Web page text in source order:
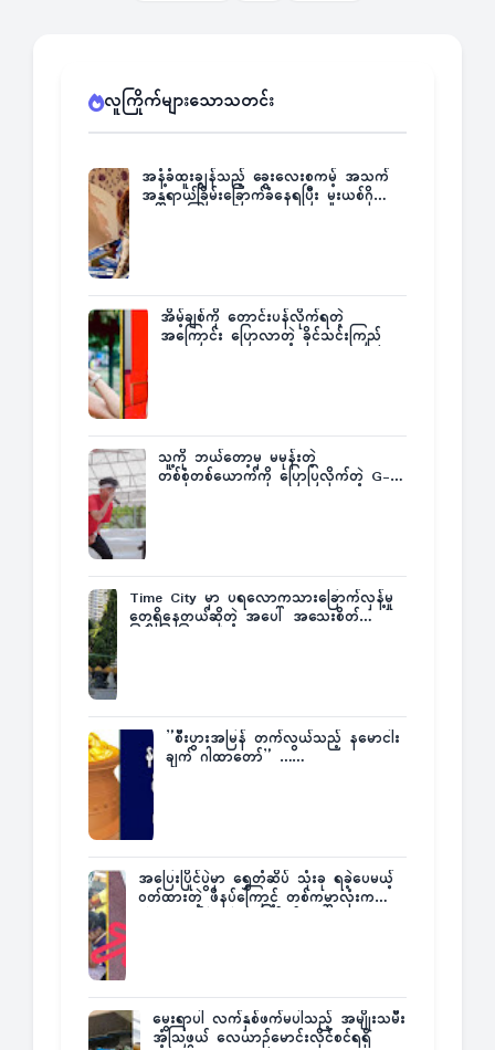
လူကြိုက်များသောသတင်း
အနံ့ခံထူးချွန်သည့် ခွေးလေးစကမ့် အသက်
အန္တရာယ်ခြိမ်းခြောက်ခံနေရပြီး မူးယစ်ဂိုဏ်း
အိမ့်ချစ်ကို တောင်းပန်လိုက်ရတဲ့
အကြောင်း ပြောလာတဲ့ ခိုင်သင်းကြည်
သူ့ကို ဘယ်တော့မှ မမုန်းတဲ့
တစ်စုံတစ်ယောက်ကို ပြောပြလိုက်တဲ့ G-
Time City မှာ ပရလောကသားခြောက်လှန့်မှု
တွေရှိနေတယ်ဆိုတဲ့ အပေါ် အသေးစိတ်
”စီးပွားအမြန် တက်လွယ်သည့် နမောငါး
ချက် ဂါထာတော်” ……
အပြေးပြိုင်ပွဲမှာ ရွှေတံဆိပ် သုံးခု ရခဲ့ပေမယ့်
ဝတ်ထားတဲ့ ဖိနပ်ကြောင့် တစ်ကမ္ဘာလုံးက
မွေးရာပါ လက်နှစ်ဖက်မပါသည့် အမျိုးသမီး
အံ့သြဖွယ် လေယာဉ်မောင်းလိုင်စင်ရရှိ